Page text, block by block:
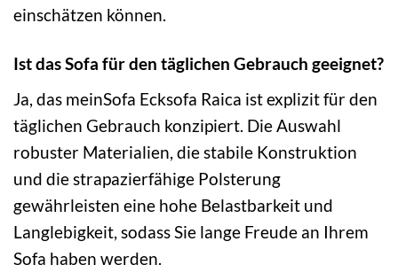
einschätzen können.
Ist das Sofa für den täglichen Gebrauch geeignet?
Ja, das meinSofa Ecksofa Raica ist explizit für den
täglichen Gebrauch konzipiert. Die Auswahl
robuster Materialien, die stabile Konstruktion
und die strapazierfähige Polsterung
gewährleisten eine hohe Belastbarkeit und
Langlebigkeit, sodass Sie lange Freude an Ihrem
Sofa haben werden.